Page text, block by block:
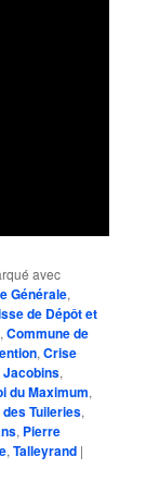
avec
Générale,
de Dépôt et
,Commune de
,Crise
Jacobins,
du Maximum,
des Tuileries,
, Pierre
,Talleyrand |